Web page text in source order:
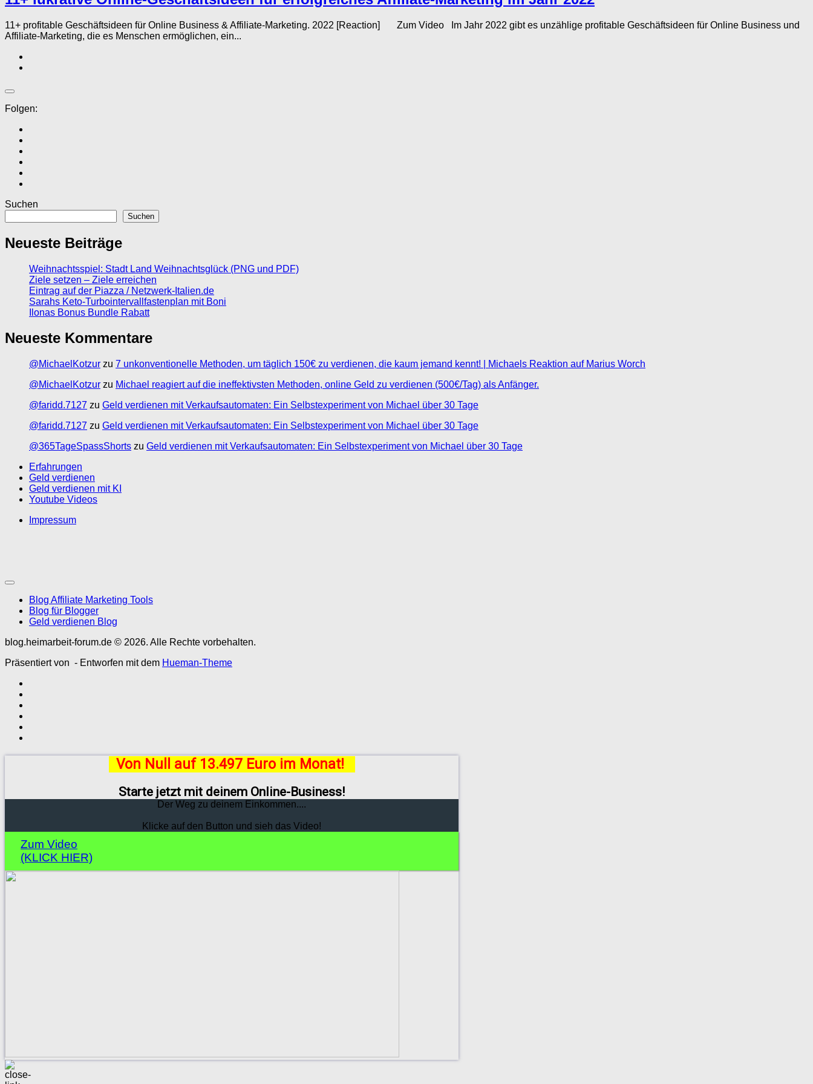
11+ profitable Geschäftsideen für Online Business & Affiliate-Marketing. 2022 [Reaction] Zum Video Im Jahr 2022 gibt es unzählige profitable Geschäftsideen für Online Business und
Affiliate-Marketing, die es Menschen ermöglichen, ein...
Folgen:
Suchen
Suchen
Neueste Beiträge
Weihnachtsspiel: Stadt Land Weihnachtsglück (PNG und PDF)
Ziele setzen – Ziele erreichen
Eintrag auf der Piazza / Netzwerk-Italien.de
Sarahs Keto-Turbointervallfastenplan mit Boni
Ilonas Bonus Bundle Rabatt
Neueste Kommentare
@MichaelKotzur zu 7 unkonventionelle Methoden, um täglich 150€ zu verdienen, die kaum jemand kennt! | Michaels Reaktion auf Marius Worch
@MichaelKotzur zu Michael reagiert auf die ineffektivsten Methoden, online Geld zu verdienen (500€/Tag) als Anfänger.
@faridd.7127 zu Geld verdienen mit Verkaufsautomaten: Ein Selbstexperiment von Michael über 30 Tage
@faridd.7127 zu Geld verdienen mit Verkaufsautomaten: Ein Selbstexperiment von Michael über 30 Tage
@365TageSpassShorts zu Geld verdienen mit Verkaufsautomaten: Ein Selbstexperiment von Michael über 30 Tage
Erfahrungen
Geld verdienen
Geld verdienen mit KI
Youtube Videos
Impressum
Blog Affiliate Marketing Tools
Blog für Blogger
Geld verdienen Blog
blog.heimarbeit-forum.de © 2026. Alle Rechte vorbehalten.
Präsentiert von - Entworfen mit dem Hueman-Theme
Von Null auf 13.497 Euro im Monat!
Starte jetzt mit deinem Online-Business!
Der Weg zu deinem Einkommen....
Klicke auf den Button und sieh das Video!
Zum Video
(KLICK HIER)